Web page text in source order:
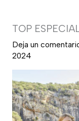
TOP
Deja un
2024